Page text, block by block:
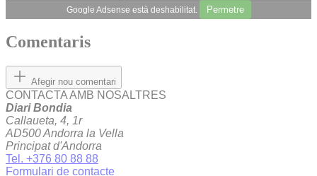
Google Adsense està deshabilitat. Permetre
Comentaris
Afegir nou comentari
CONTACTA AMB NOSALTRES
Diari Bondia
Callaueta, 4, 1r
AD500 Andorra la Vella
Principat d'Andorra
Tel. +376 80 88 88
Formulari de contacte